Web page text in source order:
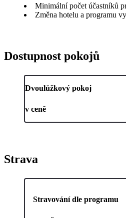
Minimální počet účastníků
Změna hotelu a programu
Dostupnost pokojů
Dvoulůžkový pokoj
v ceně
Strava
Stravování dle programu